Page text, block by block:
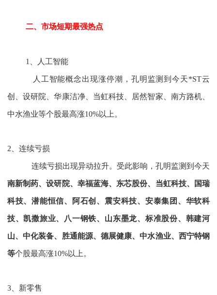
二、市场短期最强热点
1、人工智能
人工智能概念出现涨停潮，孔明监测到今天*ST云
创、设研院、华康洁净、当虹科技、居然智家、南方路机、
中水渔业等个股最高涨10%以上。
2、连续亏损
连续亏损出现异动拉升。受此影响，孔明监测到今天
南新制药、设研院、幸福蓝海、东芯股份、当虹科技、国瑞
科技、潜能恒信、阿石创、震安科技、安泰集团、华软科
技、凯撒旅业、八一钢铁、山东墨龙、标准股份、韩建河
山、中化装备、胜通能源、德展健康、中水渔业、西宁特钢
等个股最高涨10%以上。
3、新零售